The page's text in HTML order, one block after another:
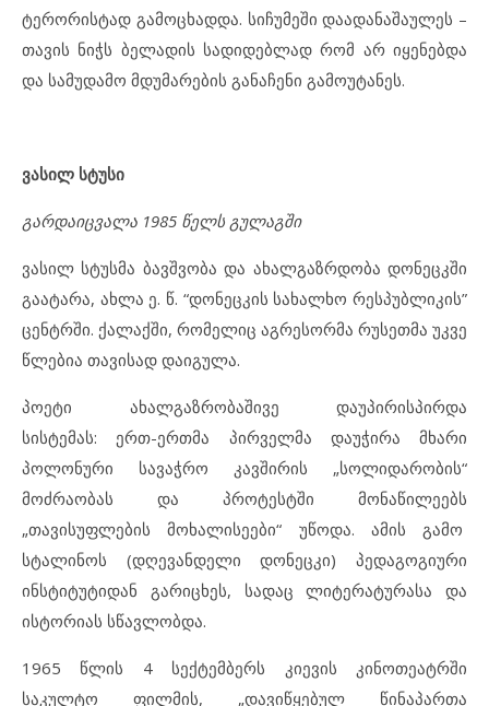
ტერორისტად გამოცხადდა. სიჩუმეში დაადანაშაულეს –
თავის ნიჭს ბელადის სადიდებლად რომ არ იყენებდა
და სამუდამო მდუმარების განაჩენი გამოუტანეს.
ვასილ სტუსი
გარდაიცვალა 1985 წელს გულაგში
ვასილ სტუსმა ბავშვობა და ახალგაზრდობა დონეცკში
გაატარა, ახლა ე. წ. “დონეცკის სახალხო რესპუბლიკის”
ცენტრში. ქალაქში, რომელიც აგრესორმა რუსეთმა უკვე
წლებია თავისად დაიგულა.
პოეტი ახალგაზრობაშივე დაუპირისპირდა
სისტემას: ერთ-ერთმა პირველმა დაუჭირა მხარი
პოლონური სავაჭრო კავშირის „სოლიდარობის“
მოძრაობას და პროტესტში მონაწილეებს
„თავისუფლების მოხალისეები“ უწოდა. ამის გამო
სტალინოს (დღევანდელი დონეცკი) პედაგოგიური
ინსტიტუტიდან გარიცხეს, სადაც ლიტერატურასა და
ისტორიას სწავლობდა.
1965 წლის 4 სექტემბერს კიევის კინოთეატრში
საკულტო ფილმის, „დავიწყებულ წინაპართა